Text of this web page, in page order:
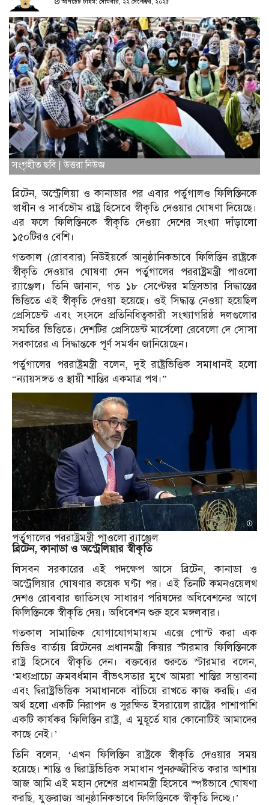
আপডেট টাইম: সোমবার, ২২ সেপ্টেম্বর, ২০২৫
সংগৃহীত ছবি | উত্তরা নিউজ
ব্রিটেন, অস্ট্রেলিয়া ও কানাডার পর এবার পর্তুগালও ফিলিস্তিনকে
স্বাধীন ও সার্বভৌম রাষ্ট্র হিসেবে স্বীকৃতি দেওয়ার ঘোষণা দিয়েছে।
এর ফলে ফিলিস্তিনকে স্বীকৃতি দেওয়া দেশের সংখ্যা দাঁড়ালো
১৫০টিরও বেশি।
গতকাল (রোববার) নিউইয়র্কে আনুষ্ঠানিকভাবে ফিলিস্তিন রাষ্ট্রকে
স্বীকৃতি দেওয়ার ঘোষণা দেন পর্তুগালের পররাষ্ট্রমন্ত্রী পাওলো
র‍্যাঞ্জেল। তিনি জানান, গত ১৮ সেপ্টেম্বর মন্ত্রিসভার সিদ্ধান্তের
ভিত্তিতে এই স্বীকৃতি দেওয়া হয়েছে। ওই সিদ্ধান্ত নেওয়া হয়েছিল
প্রেসিডেন্ট এবং সংসদে প্রতিনিধিত্বকারী সংখ্যাগরিষ্ঠ দলগুলোর
সম্মতির ভিত্তিতে। দেশটির প্রেসিডেন্ট মার্সেলো রেবেলো দে সোসা
সরকারের এ সিদ্ধান্তকে পূর্ণ সমর্থন জানিয়েছেন।
পর্তুগালের পররাষ্ট্রমন্ত্রী বলেন, দুই রাষ্ট্রভিত্তিক সমাধানই হলো
“ন্যায়সঙ্গত ও স্থায়ী শান্তির একমাত্র পথ।”
পর্তুগালের পররাষ্ট্রমন্ত্রী পাওলো র‍্যাঞ্জেল
ব্রিটেন, কানাডা ও অস্ট্রেলিয়ার স্বীকৃতি
লিসবন সরকারের এই পদক্ষেপ আসে ব্রিটেন, কানাডা ও
অস্ট্রেলিয়ার ঘোষণার কয়েক ঘণ্টা পর। এই তিনটি কমনওয়েলথ
দেশও রোববার জাতিসংঘ সাধারণ পরিষদের অধিবেশনের আগে
ফিলিস্তিনকে স্বীকৃতি দেয়। অধিবেশন শুরু হবে মঙ্গলবার।
গতকাল সামাজিক যোগাযোগমাধ্যম এক্সে পোস্ট করা এক
ভিডিও বার্তায় ব্রিটেনের প্রধানমন্ত্রী কিয়ার স্টারমার ফিলিস্তিনকে
রাষ্ট্র হিসেবে স্বীকৃতি দেন। বক্তব্যের শুরুতে স্টারমার বলেন,
‘মধ্যপ্রাচ্যে ক্রমবর্ধমান বীভৎসতার মুখে আমরা শান্তির সম্ভাবনা
এবং দ্বিরাষ্ট্রভিত্তিক সমাধানকে বাঁচিয়ে রাখতে কাজ করছি। এর
অর্থ হলো একটি নিরাপদ ও সুরক্ষিত ইসরায়েল রাষ্ট্রের পাশাপাশি
একটি কার্যকর ফিলিস্তিন রাষ্ট্র, এ মুহূর্তে যার কোনোটিই আমাদের
কাছে নেই।’
তিনি বলেন, ‘এখন ফিলিস্তিন রাষ্ট্রকে স্বীকৃতি দেওয়ার সময়
হয়েছে। শান্তি ও দ্বিরাষ্ট্রভিত্তিক সমাধান পুনরুজ্জীবিত করার আশায়
আজ আমি এই মহান দেশের প্রধানমন্ত্রী হিসেবে স্পষ্টভাবে ঘোষণা
করছি, যুক্তরাজ্য আনুষ্ঠানিকভাবে ফিলিস্তিনকে স্বীকৃতি দিচ্ছে।’